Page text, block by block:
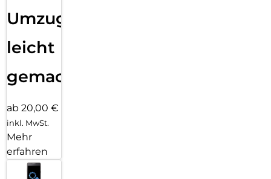
Umzug
leicht
gemacht!
ab 20,00 €
inkl. MwSt.
Mehr
erfahren